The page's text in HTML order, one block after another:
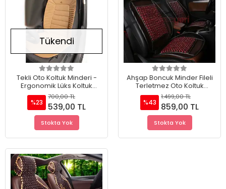
Tükendi
Tekli Oto Koltuk Minderi -
Ergonomik Lüks Koltuk
Minderi Taba (TEKLİ)
%23
700,00 TL
539,00 TL
Stokta Yok
Ahşap Boncuk Minder Fileli
Terletmez Oto Koltuk
Minderi Tekli
%43
1.499,00 TL
859,00 TL
Stokta Yok